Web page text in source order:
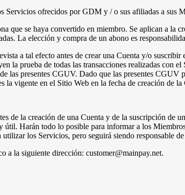
Servicios ofrecidos por GDM y / o sus afiliadas a sus
que se haya convertido en miembro. Se aplican a la
La elección y compra de un abono es
a tal efecto antes de crear una Cuenta y/o
la prueba de todas las transacciones realizadas con
las presentes CGUV. Dado que las presentes CGUV
vigente en el Sitio Web en la fecha de creación de
de la creación de una Cuenta y de la suscripción de
Harán todo lo posible para informar a los
los Servicios, pero seguirá siendo responsable
a la siguiente dirección: customer@mainpay.net.